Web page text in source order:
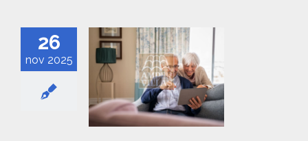
26
nov 2025